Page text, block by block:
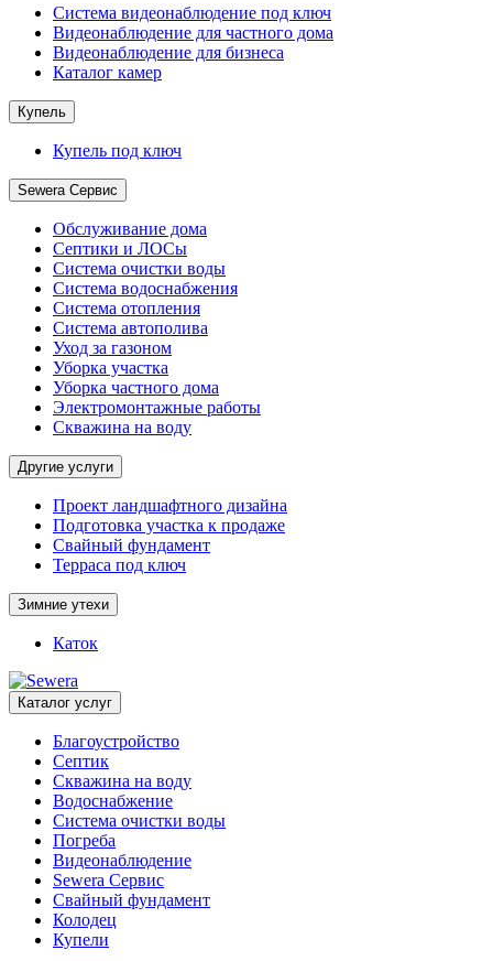
Система видеонаблюдение под ключ
Видеонаблюдение для частного дома
Видеонаблюдение для бизнеса
Каталог камер
Купель
Купель под ключ
Sewera Сервис
Обслуживание дома
Септики и ЛОСы
Система очистки воды
Система водоснабжения
Система отопления
Система автополива
Уход за газоном
Уборка участка
Уборка частного дома
Электромонтажные работы
Скважина на воду
Другие услуги
Проект ландшафтного дизайна
Подготовка участка к продаже
Свайный фундамент
Терраса под ключ
Зимние утехи
Каток
Каталог услуг
Благоустройство
Септик
Скважина на воду
Водоснабжение
Система очистки воды
Погреба
Видеонаблюдение
Sewera Сервис
Свайный фундамент
Колодец
Купели